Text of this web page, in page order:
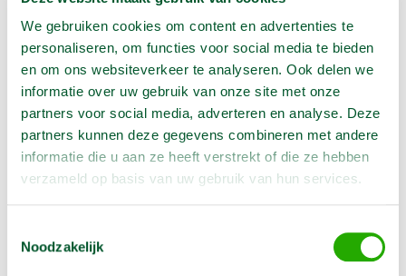
We gebruiken cookies om content en advertenties te
personaliseren, om functies voor social media te bieden
en om ons websiteverkeer te analyseren. Ook delen we
informatie over uw gebruik van onze site met onze
partners voor social media, adverteren en analyse. Deze
partners kunnen deze gegevens combineren met andere
informatie die u aan ze heeft verstrekt of die ze hebben
verzameld op basis van uw gebruik van hun services.
Noodzakelijk
Weekend = 1 huurdag
Bezorg-ophaal service
Avond van te voren halen; geen probleem
Specialistische machines
Producteigenschappen